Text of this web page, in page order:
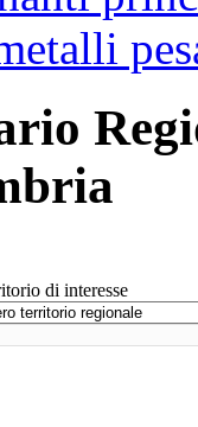
di interesse